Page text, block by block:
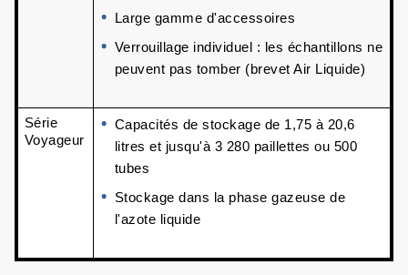
Large gamme d'accessoires
Verrouillage individuel : les échantillons ne
peuvent pas tomber (brevet Air Liquide)
Série
Voyageur
Capacités de stockage de 1,75 à 20,6
litres et jusqu'à 3 280 paillettes ou 500
tubes
Stockage dans la phase gazeuse de
l'azote liquide